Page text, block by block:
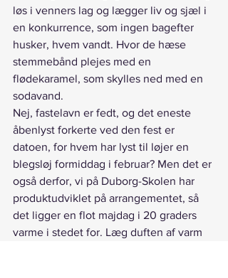
løs i venners lag og lægger liv og sjæl i
en konkurrence, som ingen bagefter
husker, hvem vandt. Hvor de hæse
stemmebånd plejes med en
flødekaramel, som skylles ned med en
sodavand.
Nej, fastelavn er fedt, og det eneste
åbenlyst forkerte ved den fest er
datoen, for hvem har lyst til løjer en
blegsløj formiddag i februar? Men det er
også derfor, vi på Duborg-Skolen har
produktudviklet på arrangementet, så
det ligger en flot majdag i 20 graders
varme i stedet for. Læg duften af varm